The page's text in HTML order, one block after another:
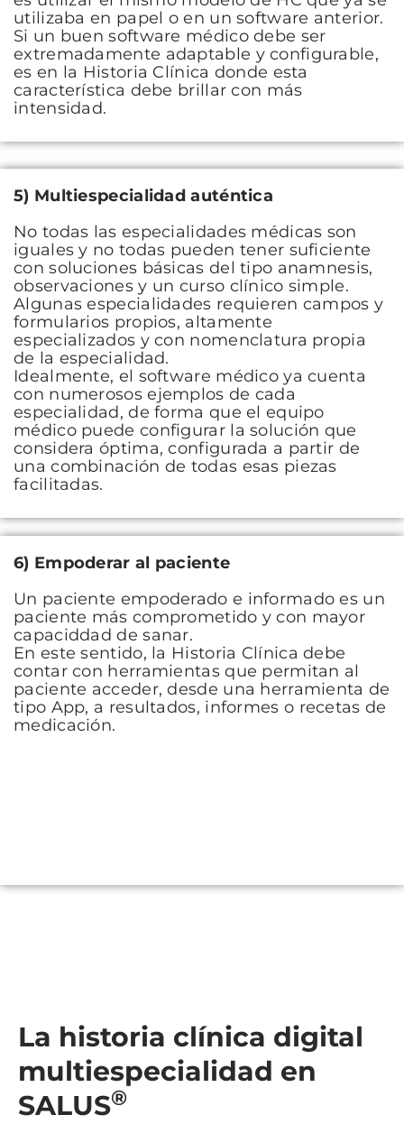
utilizaba en papel o en un software anterior.
Si un buen software médico debe ser
extremadamente adaptable y configurable,
es en la Historia Clínica donde esta
característica debe brillar con más
intensidad.
5) Multiespecialidad auténtica
No todas las especialidades médicas son
iguales y no todas pueden tener suficiente
con soluciones básicas del tipo anamnesis,
observaciones y un curso clínico simple.
Algunas especialidades requieren campos y
formularios propios, altamente
especializados y con nomenclatura propia
de la especialidad.
Idealmente, el software médico ya cuenta
con numerosos ejemplos de cada
especialidad, de forma que el equipo
médico puede configurar la solución que
considera óptima, configurada a partir de
una combinación de todas esas piezas
facilitadas.
6) Empoderar al paciente
Un paciente empoderado e informado es un
paciente más comprometido y con mayor
capaciddad de sanar.
En este sentido, la Historia Clínica debe
contar con herramientas que permitan al
paciente acceder, desde una herramienta de
tipo App, a resultados, informes o recetas de
medicación.
La historia clínica digital
multiespecialidad en
SALUS®